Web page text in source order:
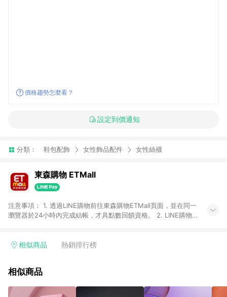
價格趨勢怎麼看？
設定到價通知
分類： 鞋包配飾 女性飾品配件 女性絲襪
東森購物 ETMall
注意事項： 1. 透過LINE購物前往東森購物ETMall頁面，並在同一
瀏覽器於24小時內完成結帳，才具點數回饋資格。 2. LINE購物
單，皆不在點數回饋範圍內。 3. 如購買以下類別商品，將無法獲
球嚴選、商城、專案商品、「草莓網」全館商品。 4. 如取消訂
回饋。 5. 點數回饋會扣除所有折扣優惠後之最終發票金額計算，
相似商品 熱銷排行榜
相似商品